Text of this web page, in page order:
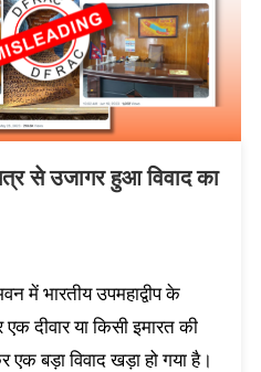
से उजागर हुआ विवाद का
में भारतीय उपमहाद्वीप के
दीवार या किसी इमारत की
एक बड़ा विवाद खड़ा हो गया है।